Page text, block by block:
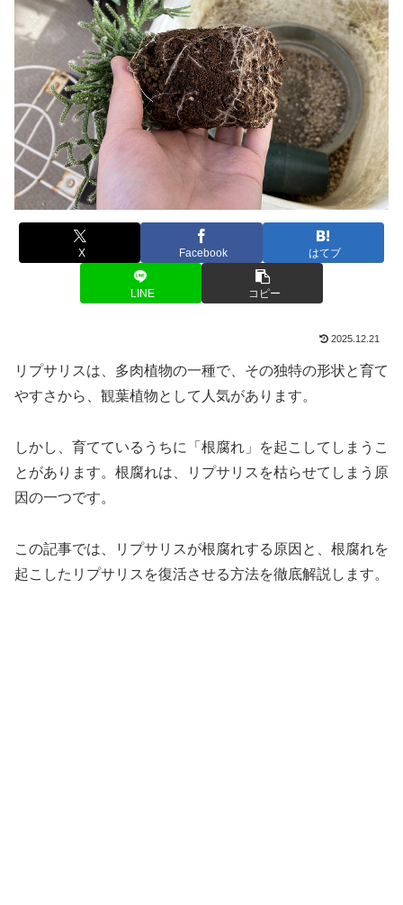
X Facebook はてブ
LINE コピー
2025.12.21
リプサリスは、多肉植物の一種で、その独特の形状と育て
やすさから、観葉植物として人気があります。
しかし、育てているうちに「根腐れ」を起こしてしまうこ
とがあります。根腐れは、リプサリスを枯らせてしまう原
因の一つです。
この記事では、リプサリスが根腐れする原因と、根腐れを
起こしたリプサリスを復活させる方法を徹底解説します。